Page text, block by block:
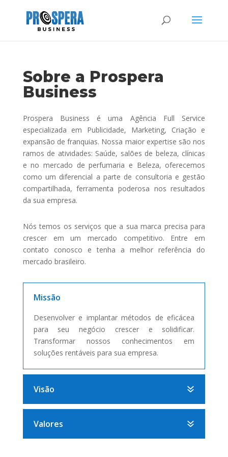
Sobre a Prospera
Business
Prospera Business é uma Agência Full Service
especializada em Publicidade, Marketing, Criação e
expansão de franquias. Nossa maior expertise são nos
ramos de atividades: Saúde, salões de beleza, clínicas
e no mercado de perfumaria e Beleza, oferecemos
como um diferencial a parte de consultoria e gestão
compartilhada, ferramenta poderosa nos resultados
da sua empresa.
Nós temos os serviços que a sua marca precisa para
crescer em um mercado competitivo. Entre em
contato conosco e tenha a melhor referência do
mercado brasileiro.
Missão
Desenvolver e implantar métodos de eficácea
para seu negócio crescer e solidificar.
Transformar nossos conhecimentos em
soluções rentáveis para sua empresa.
Visão
Valores